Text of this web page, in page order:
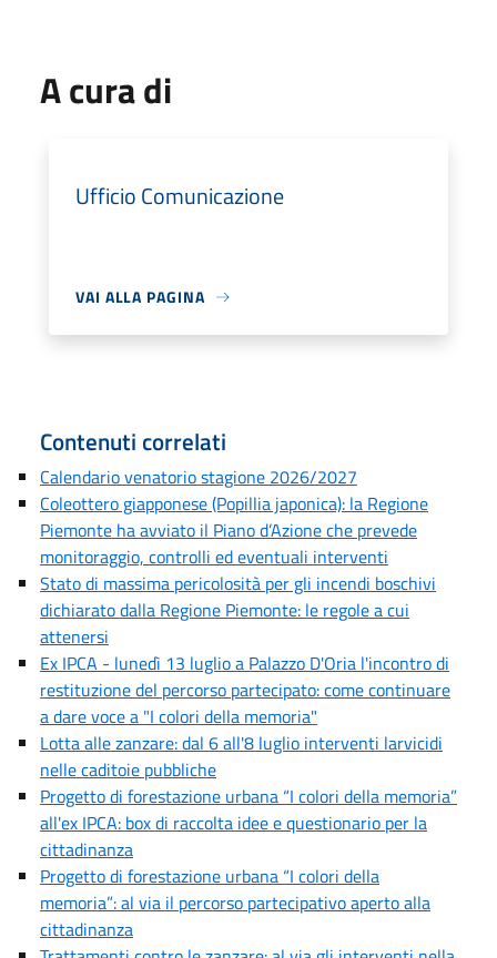
A cura di
Ufficio Comunicazione
VAI ALLA PAGINA
Contenuti correlati
Calendario venatorio stagione 2026/2027
Coleottero giapponese (Popillia japonica): la Regione
Piemonte ha avviato il Piano d’Azione che prevede
monitoraggio, controlli ed eventuali interventi
Stato di massima pericolosità per gli incendi boschivi
dichiarato dalla Regione Piemonte: le regole a cui
attenersi
Ex IPCA - lunedì 13 luglio a Palazzo D'Oria l'incontro di
restituzione del percorso partecipato: come continuare
a dare voce a "I colori della memoria"
Lotta alle zanzare: dal 6 all'8 luglio interventi larvicidi
nelle caditoie pubbliche
Progetto di forestazione urbana “I colori della memoria”
all'ex IPCA: box di raccolta idee e questionario per la
cittadinanza
Progetto di forestazione urbana “I colori della
memoria”: al via il percorso partecipativo aperto alla
cittadinanza